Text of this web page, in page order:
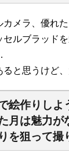
カメラ、優れ
セルブラッド
と思うけど、
絵作りし
月は魅力が
を狙って撮